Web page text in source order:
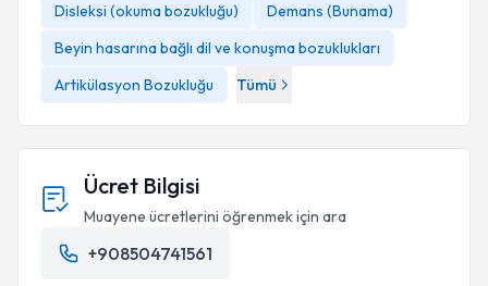
Disleksi (okuma bozukluğu)
Demans (Bunama)
Beyin hasarına bağlı dil ve konuşma bozuklukları
Artikülasyon Bozukluğu
Tümü
Ücret Bilgisi
Muayene ücretlerini öğrenmek için ara
+908504741561